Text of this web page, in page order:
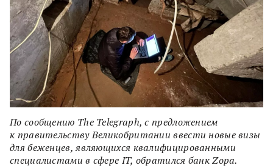
По сообщению The Telegraph, с предложением
к правительству Великобритании ввести новые визы
для беженцев, являющихся квалифицированными
специалистами в сфере IT, обратился банк Zopa.